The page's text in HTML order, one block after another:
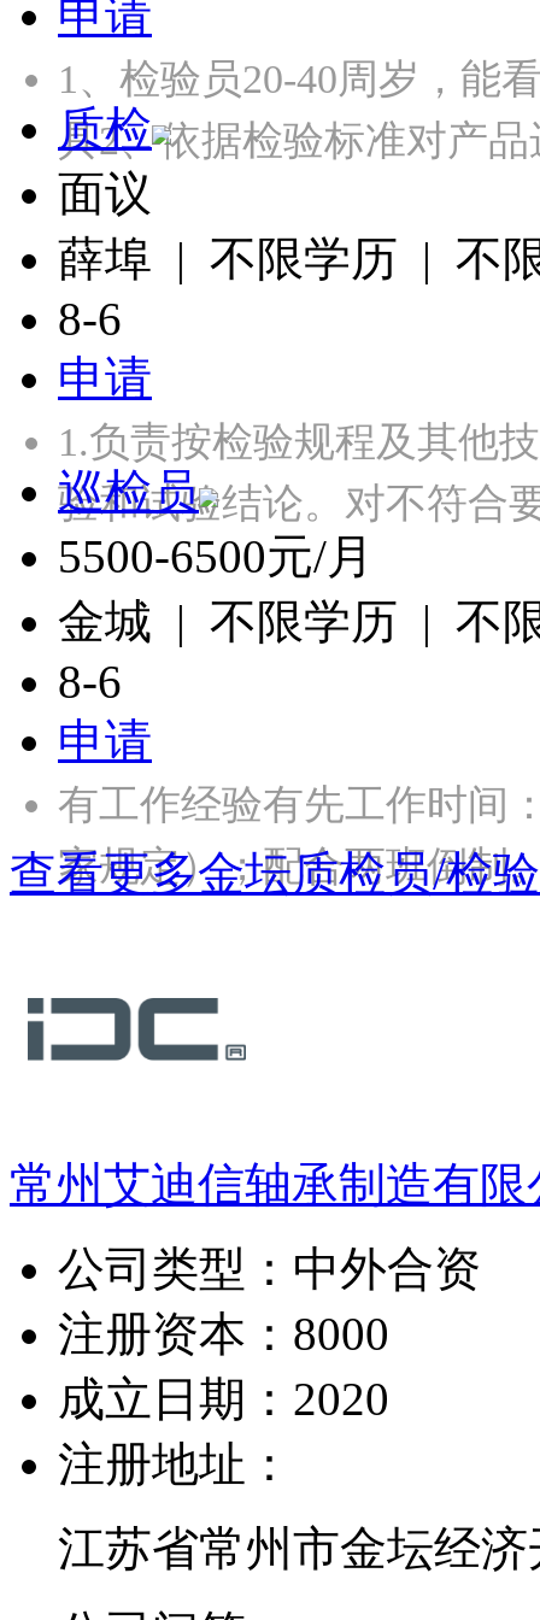
申请
1、检验员20-40周岁，能
具2、依据检验标准对产
质检
面议
薛埠 | 不限学历 | 不
8-6
申请
1.负责按检验规程及其他
验和试验结论。对不符
巡检员
5500-6500元/月
金城 | 不限学历 | 不
8-6
申请
有工作经验有先工作时间
家规定）；配合两班倒
查看更多金坛质检员/检
常州艾迪信轴承制造有限
公司类型： 中外合资
注册资本： 8000
成立日期： 2020
注册地址：
江苏省常州市金坛经